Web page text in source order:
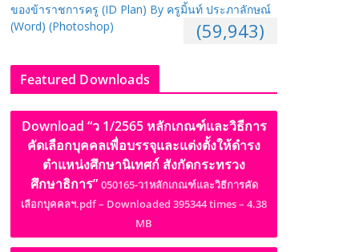
ของข้าราชการครู (ID Plan) By ครูมิ้นท์ ประภาลักษณ์
(Word) (Photoshop)
(59,943)
Featured Downloads
Download “ว 1/2565 หลักเกณฑ์และวิธีการ
คัดเลือกบุคคลเพื่อบรรจุและแต่งตั้งให้ดำรง
ตำแหน่งศึกษานิเทศก์ สังกัดกระทรวง
ศึกษาธิการ” 050165-ว1หลักเกณฑ์และวิธีการคัด
เลือกบุคคลฯ.pdf – Downloaded 395344 times – 4.38
MB